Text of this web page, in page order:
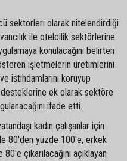
sektörleri olarak nitelendirdiği
ile otelcilik sektörlerine
konulacağını belirten
işletmelerin üretimlerini
istihdamlarını koruyup
ek olarak sektöre
ifade etti.
kadın çalışanlar için
80'den yüzde 100'e, erkek
çıkarılacağını açıklayan